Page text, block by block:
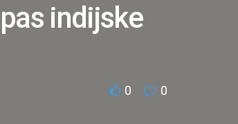
indijske
0 0